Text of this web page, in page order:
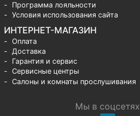
Программа лояльности
Условия использования сайта
ИНТЕРНЕТ-МАГАЗИН
Оплата
Доставка
Гарантия и сервис
Сервисные центры
Салоны и комнаты прослушивания
Мы в соцсетях